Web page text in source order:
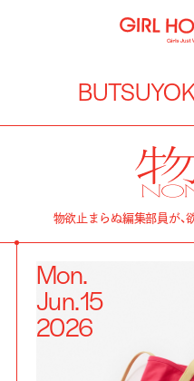
物欲止まらぬ編集部員が、
Mon.
Jun.15
2026